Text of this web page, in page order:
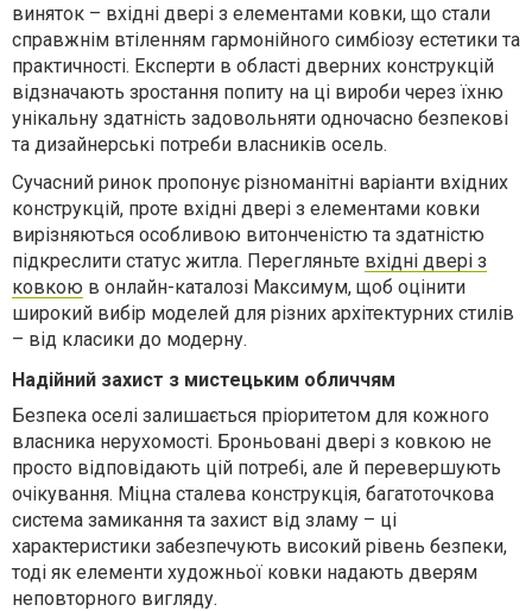
виняток – вхідні двері з елементами ковки, що стали
справжнім втіленням гармонійного симбіозу естетики та
практичності. Експерти в області дверних конструкцій
відзначають зростання попиту на ці вироби через їхню
унікальну здатність задовольняти одночасно безпекові
та дизайнерські потреби власників осель.
Сучасний ринок пропонує різноманітні варіанти вхідних
конструкцій, проте вхідні двері з елементами ковки
вирізняються особливою витонченістю та здатністю
підкреслити статус житла. Перегляньте вхідні двері з
ковкою в онлайн-каталозі Максимум, щоб оцінити
широкий вибір моделей для різних архітектурних стилів
– від класики до модерну.
Надійний захист з мистецьким обличчям
Безпека оселі залишається пріоритетом для кожного
власника нерухомості. Броньовані двері з ковкою не
просто відповідають цій потребі, але й перевершують
очікування. Міцна сталева конструкція, багатоточкова
система замикання та захист від зламу – ці
характеристики забезпечують високий рівень безпеки,
тоді як елементи художньої ковки надають дверям
неповторного вигляду.